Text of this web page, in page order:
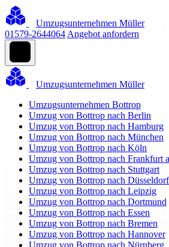
Umzugsunternehmen Müller
01579-2644064 Angebot anfordern
Umzugsunternehmen Müller
Umzugsunternehmen Bottrop
Umzug von Bottrop nach Berlin
Umzug von Bottrop nach Hamburg
Umzug von Bottrop nach München
Umzug von Bottrop nach Köln
Umzug von Bottrop nach Frankfurt
Umzug von Bottrop nach Stuttgart
Umzug von Bottrop nach Düsseldorf
Umzug von Bottrop nach Leipzig
Umzug von Bottrop nach Dortmund
Umzug von Bottrop nach Essen
Umzug von Bottrop nach Bremen
Umzug von Bottrop nach Hannover
Umzug von Bottrop nach Nürnberg